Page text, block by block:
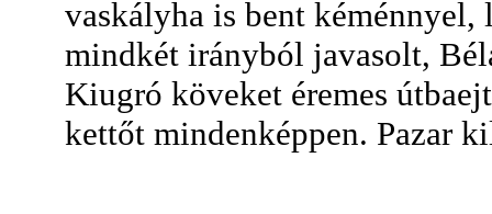
vaskályha is bent kéménnyel,
mindkét irányból javasolt,
Kiugró köveket éremes
kettőt mindenképpen. Pazar